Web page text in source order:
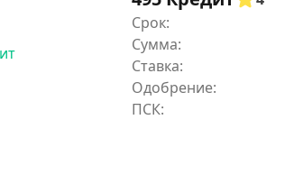
Срок:
Сумма:
Ставка:
Одобрение: